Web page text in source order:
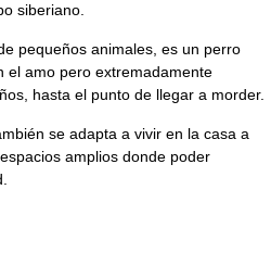
siberiano.
pequeños animales, es un perro
el amo pero extremadamente
hasta el punto de llegar a morder.
se adapta a vivir en la casa a
amplios donde poder